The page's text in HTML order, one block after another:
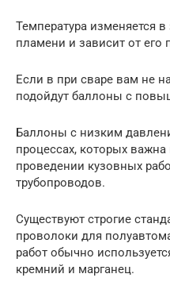
Температура изменяется
пламени и зависит от его
Если в при сваре вам не
подойдут баллоны с
Баллоны с низким
процессах, которых
проведении кузовных
трубопроводов.
Существуют строгие
проволоки для
работ обычно
кремний и марганец.